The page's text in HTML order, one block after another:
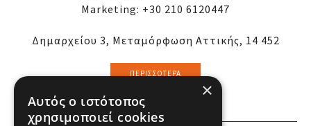
Marketing: +30 210 6120447
Δημαρχείου 3, Μεταμόρφωση Αττικής, 14 452
ΠΕΡΙΣΣΌΤΕΡΑ
×
Αυτός ο ιστότοπος
χρησιμοποιεί cookies